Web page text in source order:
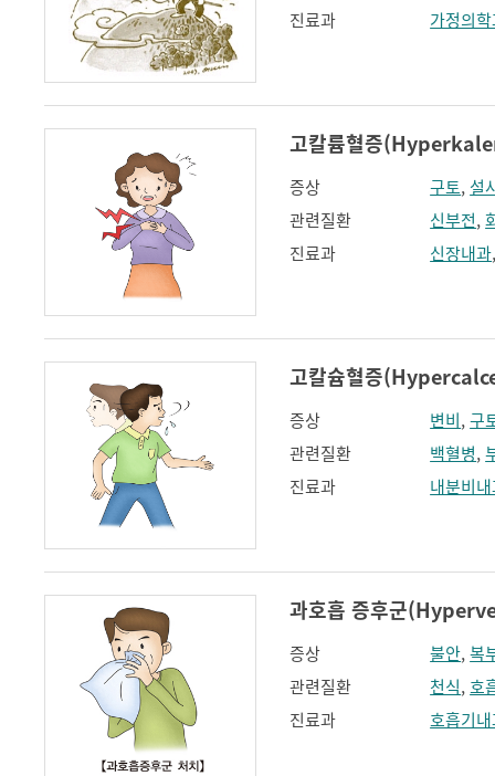
진료과
가정의
고칼륨혈증
증상 구토, 설
관련질환
신부전,
진료과
신장내과
고칼슘혈증
증상 변비,구
관련질환
백혈병,
진료과
내분비
과호흡 증후군
증상 불안,복
관련질환
천식,호
진료과
호흡기